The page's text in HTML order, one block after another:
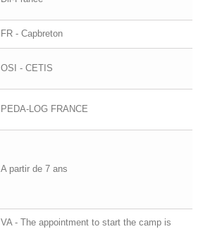
FR - Capbreton
OSI - CETIS
PEDA-LOG FRANCE
A partir de 7 ans
VA - The appointment to start the camp is